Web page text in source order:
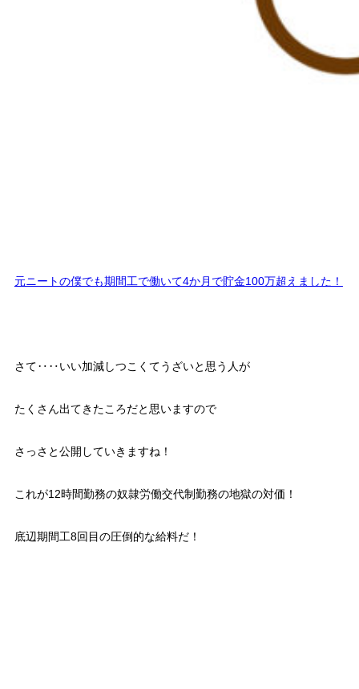
元ニートの僕でも期間工で働いて4か月で貯金100万超えました！
さて‥‥いい加減しつこくてうざいと思う人が
たくさん出てきたころだと思いますので
さっさと公開していきますね！
これが12時間勤務の奴隷労働交代制勤務の地獄の対価！
底辺期間工8回目の圧倒的な給料だ！